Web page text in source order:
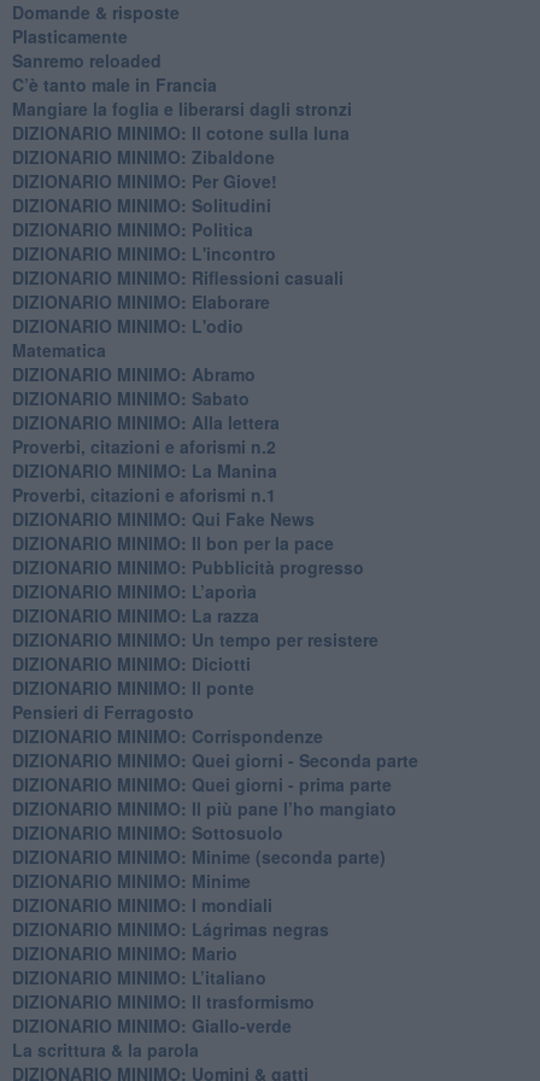
​Domande & risposte
​Plasticamente
Sanremo reloaded
C’è tanto male in Francia
​Mangiare la foglia e liberarsi dagli stronzi
DIZIONARIO MINIMO: Il cotone sulla luna
DIZIONARIO MINIMO: Zibaldone
DIZIONARIO MINIMO: Per Giove!
DIZIONARIO MINIMO: Solitudini
DIZIONARIO MINIMO: Politica
DIZIONARIO MINIMO: L'incontro
DIZIONARIO MINIMO: Riflessioni casuali
DIZIONARIO MINIMO: Elaborare
DIZIONARIO MINIMO: L'odio
​Matematica
DIZIONARIO MINIMO: Abramo
DIZIONARIO MINIMO: Sabato
​DIZIONARIO MINIMO: Alla lettera
Proverbi, citazioni e aforismi n.2
DIZIONARIO MINIMO: La Manina
​Proverbi, citazioni e aforismi n.1
DIZIONARIO MINIMO: Qui Fake News
DIZIONARIO MINIMO: ​Il bon per la pace
DIZIONARIO MINIMO: Pubblicità progresso
DIZIONARIO MINIMO: L’aporìa
DIZIONARIO MINIMO: La razza
DIZIONARIO MINIMO: Un tempo per resistere
DIZIONARIO MINIMO: Diciotti
DIZIONARIO MINIMO: Il ponte
Pensieri di Ferragosto
DIZIONARIO MINIMO: Corrispondenze
DIZIONARIO MINIMO: Quei giorni - Seconda parte
DIZIONARIO MINIMO: Quei giorni - prima parte
DIZIONARIO MINIMO: Il più pane l’ho mangiato
DIZIONARIO MINIMO: Sottosuolo
DIZIONARIO MINIMO: Minime (seconda parte)
DIZIONARIO MINIMO: Minime
DIZIONARIO MINIMO: ​I mondiali
DIZIONARIO MINIMO: ​Lágrimas negras
DIZIONARIO MINIMO: Mario
DIZIONARIO MINIMO: L’italiano
DIZIONARIO MINIMO: Il trasformismo
DIZIONARIO MINIMO: Giallo-verde
La scrittura & la parola
​DIZIONARIO MINIMO: Uomini & gatti